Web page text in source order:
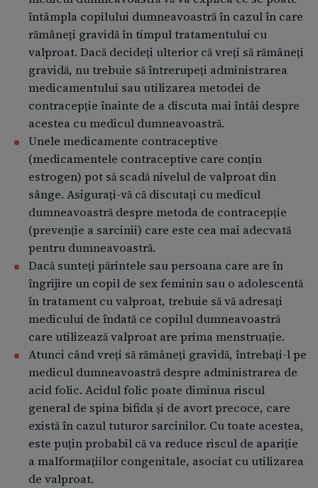
întâmpla copilului dumneavoastră în cazul în care
rămâneți gravidă în timpul tratamentului cu
valproat. Dacă decideți ulterior că vreți să rămâneți
gravidă, nu trebuie să întrerupeți administrarea
medicamentului sau utilizarea metodei de
contracepție înainte de a discuta mai întâi despre
acestea cu medicul dumneavoastră.
Unele medicamente contraceptive
(medicamentele contraceptive care conţin
estrogen) pot să scadă nivelul de valproat din
sânge. Asiguraţi-vă că discutaţi cu medicul
dumneavoastră despre metoda de contracepţie
(prevenţie a sarcinii) care este cea mai adecvată
pentru dumneavoastră.
Dacă sunteți părintele sau persoana care are în
îngrijire un copil de sex feminin sau o adolescentă
în tratament cu valproat, trebuie să vă adresați
medicului de îndată ce copilul dumneavoastră
care utilizează valproat are prima menstruație.
Atunci când vreți să rămâneţi gravidă, întrebaţi-l pe
medicul dumneavoastră despre administrarea de
acid folic. Acidul folic poate diminua riscul
general de spina bifida şi de avort precoce, care
există în cazul tuturor sarcinilor. Cu toate acestea,
este puţin probabil că va reduce riscul de apariţie
a malformaţiilor congenitale, asociat cu utilizarea
de valproat.